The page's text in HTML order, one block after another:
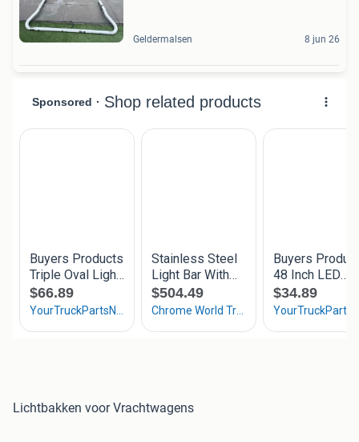
Geldermalsen 8 jun 26
Lichtbakken voor Vrachtwagens